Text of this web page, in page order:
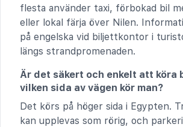
flesta använder taxi, förbokad bil
eller lokal färja över Nilen.
på engelska vid biljettkontor i
längs strandpromenaden.
Är det säkert och enkelt att köra
vilken sida av vägen kör man?
Det körs på höger sida i Egypten.
kan upplevas som rörig, och